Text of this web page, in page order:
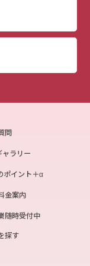
問
ャラリー
ポイント＋α
金案内
随時受付中
探す